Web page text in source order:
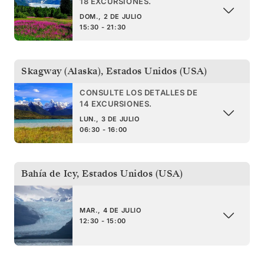
DOM., 2 DE JULIO
15:30 - 21:30
Skagway (Alaska), Estados Unidos (USA)
CONSULTE LOS DETALLES DE
14 EXCURSIONES.
LUN., 3 DE JULIO
06:30 - 16:00
Bahía de Icy, Estados Unidos (USA)
MAR., 4 DE JULIO
12:30 - 15:00